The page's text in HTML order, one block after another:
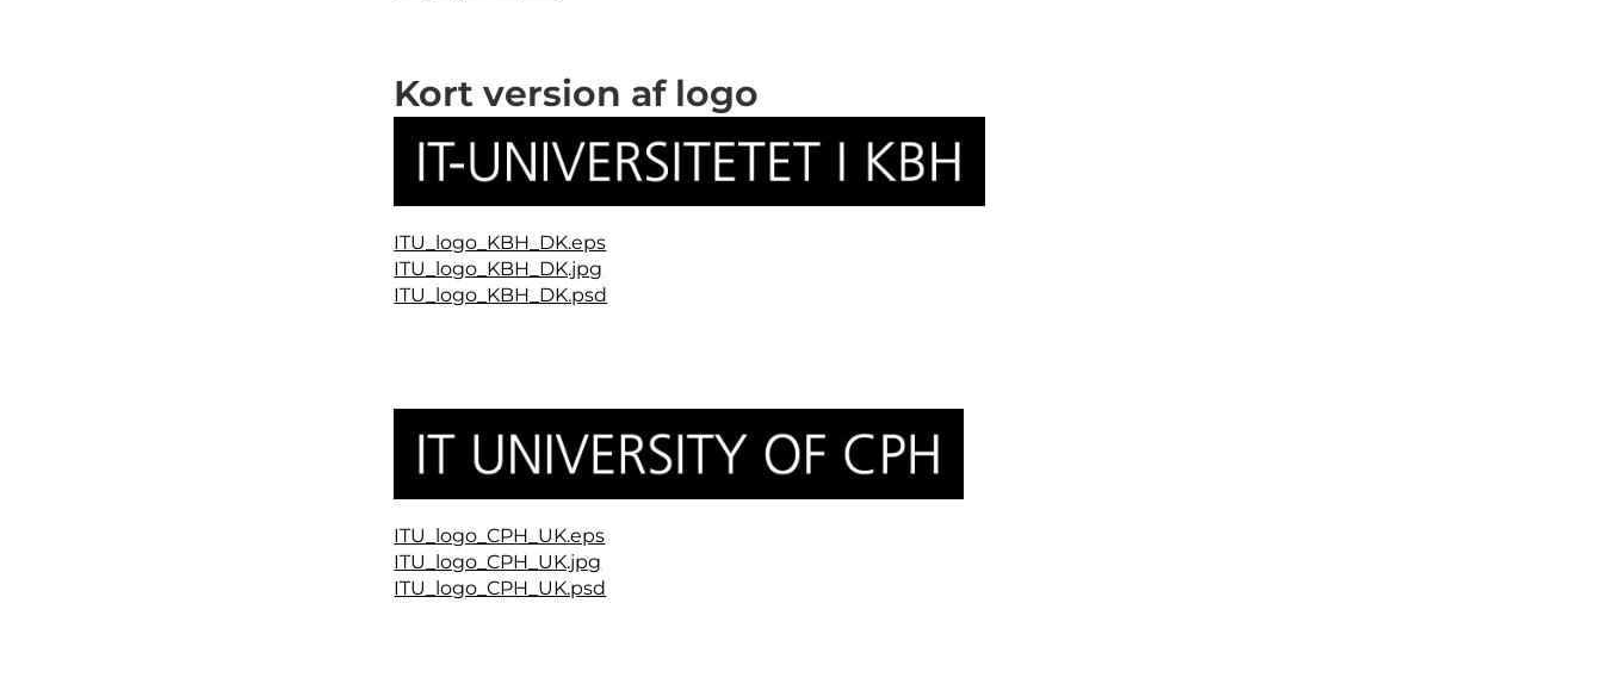
Kort version af logo
ITU_logo_KBH_DK.eps
ITU_logo_KBH_DK.jpg
ITU_logo_KBH_DK.psd
ITU_logo_CPH_UK.eps
ITU_logo_CPH_UK.jpg
ITU_logo_CPH_UK.psd